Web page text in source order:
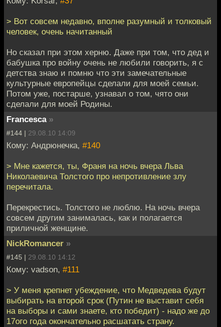
> Вот совсем недавно, вполне разумный и толковый
человек, очень начитанный
Но сказал при этом херню. Даже при том, что дед и
бабушка про войну очень не любили говорить, я с
детства знаю и помню что эти замечательные
культурные европейцы сделали для моей семьи.
Потом уже, постарше, узнавал о том, чято они
сделали для моей Родины.
Francesca »
#144 | 29.08.10 14:09
Кому: Андрюнечка, #140
> Мне кажется, ты, Франя на ночь вчера Льва
Николаевича Толстого про непротивление злу
перечитала.
Перекрестись. Толстого не люблю. На ночь вчера
совсем другим занималась, как и полагается
приличной женщине.
NickRomancer »
#145 | 29.08.10 14:12
Кому: vadson, #111
> У меня крепнет убеждение, что Медведева будут
выбирать на второй срок (Путин не выставит себя
на выборы и сами знаете, кто победит) - надо же до
17ого года окончательно расшатать страну.